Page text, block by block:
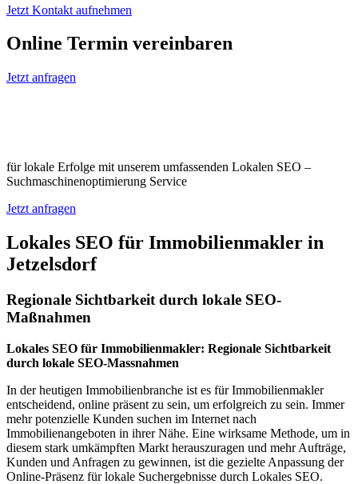
Jetzt Kontakt aufnehmen
Online Termin vereinbaren
Jetzt anfragen
für lokale Erfolge mit unserem umfassenden Lokalen SEO –
Suchmaschinenoptimierung Service
Jetzt anfragen
Lokales SEO für Immobilienmakler in
Jetzelsdorf
Regionale Sichtbarkeit durch lokale SEO-
Maßnahmen
Lokales SEO für Immobilienmakler: Regionale Sichtbarkeit
durch lokale SEO-Massnahmen
In der heutigen Immobilienbranche ist es für Immobilienmakler
entscheidend, online präsent zu sein, um erfolgreich zu sein. Immer
mehr potenzielle Kunden suchen im Internet nach
Immobilienangeboten in ihrer Nähe. Eine wirksame Methode, um in
diesem stark umkämpften Markt herauszuragen und mehr Aufträge,
Kunden und Anfragen zu gewinnen, ist die gezielte Anpassung der
Online-Präsenz für lokale Suchergebnisse durch Lokales SEO.